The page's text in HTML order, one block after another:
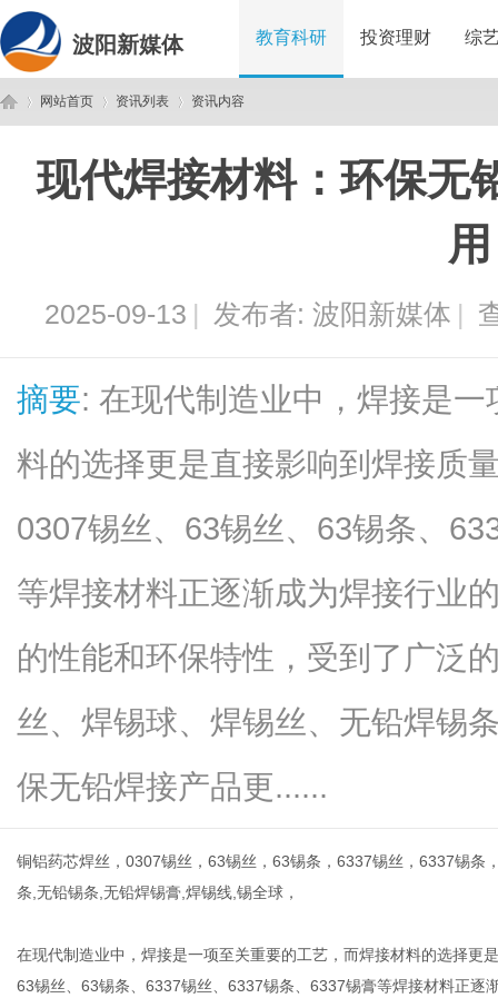
波阳新媒体 教育科研 投资理财 综
网站首页 资讯列表
›
资讯内容
现代焊接材料：环保无
用
2025-09-13 | 发布者: 波阳新媒体 |
摘要: 在现代制造业中，焊接是
料的选择更是直接影响到焊接质
0307锡丝、63锡丝、63锡条、
等焊接材料正逐渐成为焊接行业
的性能和环保特性，受到了广泛
丝、焊锡球、焊锡丝、无铅焊锡
保无铅焊接产品更......
铜铝药芯焊丝，0307锡丝，63锡丝，63锡条，6337锡丝，6337锡条
条,无铅锡条,无铅焊锡膏,焊锡线,锡全球，
在现代制造业中，焊接是一项至关重要的工艺，而焊接材料的选择更
63锡丝、63锡条、6337锡丝、6337锡条、6337锡膏等焊接材料正逐